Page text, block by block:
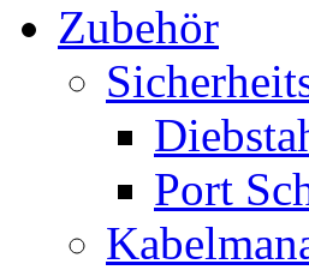
Zubehör
Port